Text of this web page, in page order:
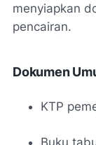
menyiapkan
pencairan.
Dokumen
KTP
Buku